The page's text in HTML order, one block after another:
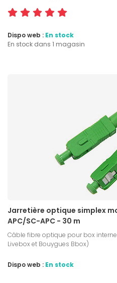
Dispo web : En stock
En stock dans 1 magasin
Jarretière optique simplex
APC/SC-APC - 30 m
Câble fibre optique pour box
Livebox et Bouygues Bbox)
Dispo web : En stock